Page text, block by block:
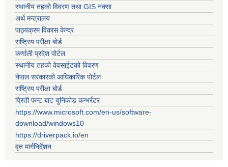
स्थानीय तहको विवरण तथा GIS नक्सा
अर्थ मन्त्रालय
पाठ्यक्रम विकास केन्द्र
राष्ट्रिय परीक्षा बोर्ड
कर्णाली प्रदेश पोर्टल
स्थानीय तहको वेवसाईटको विवरण
नेपाल सरकारको आधिकारिक पोर्टल
राष्ट्रिय परीक्षा बोर्ड
प्रिती फन्ट बाट युनिकोड कन्भर्रटर
https://www.microsoft.com/en-us/software-
download/windows10
https://driverpack.io/en
वृत मार्गनिर्देशन